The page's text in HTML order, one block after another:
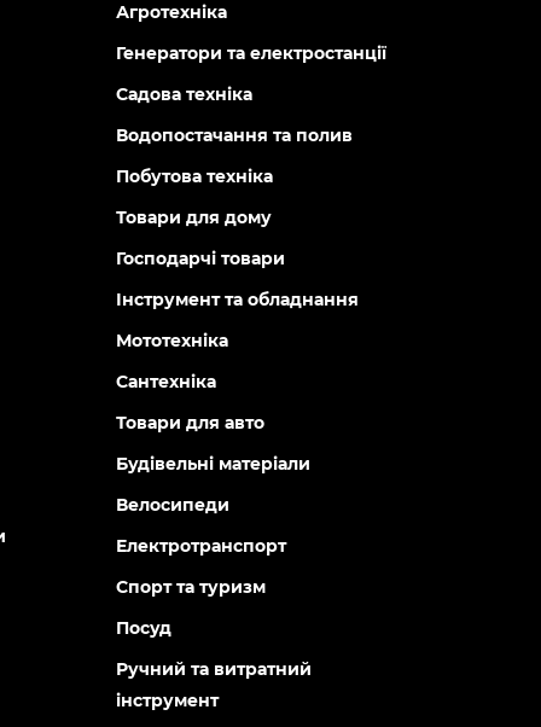
Агротехніка
Генератори та електростанції
Садова техніка
Водопостачання та полив
Побутова техніка
Товари для дому
Господарчі товари
Інструмент та обладнання
Мототехніка
Сантехніка
Товари для авто
Будівельні матеріали
Велосипеди
Електротранспорт
Спорт та туризм
Посуд
Ручний та витратний
інструмент